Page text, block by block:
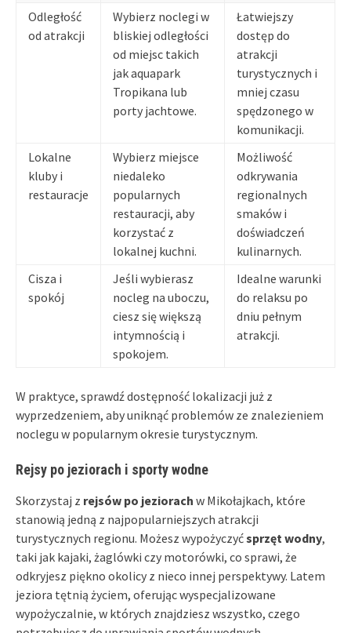
Odległość
od atrakcji
Wybierz noclegi w
bliskiej odległości
od miejsc takich
jak aquapark
Tropikana lub
porty jachtowe.
Łatwiejszy
dostęp do
atrakcji
turystycznych i
mniej czasu
spędzonego w
komunikacji.
Lokalne
kluby i
restauracje
Wybierz miejsce
niedaleko
popularnych
restauracji, aby
korzystać z
lokalnej kuchni.
Możliwość
odkrywania
regionalnych
smaków i
doświadczeń
kulinarnych.
Cisza i
spokój
Jeśli wybierasz
nocleg na uboczu,
ciesz się większą
intymnością i
spokojem.
Idealne warunki
do relaksu po
dniu pełnym
atrakcji.
W praktyce, sprawdź dostępność lokalizacji już z
wyprzedzeniem, aby uniknąć problemów ze znalezieniem
noclegu w popularnym okresie turystycznym.
Rejsy po jeziorach i sporty wodne
Skorzystaj z rejsów po jeziorach w Mikołajkach, które
stanowią jedną z najpopularniejszych atrakcji
turystycznych regionu. Możesz wypożyczyćsprzęt wodny,
taki jak kajaki, żaglówki czy motorówki, co sprawi, że
odkryjesz piękno okolicy z nieco innej perspektywy. Latem
jeziora tętnią życiem, oferując wyspecjalizowane
wypożyczalnie, w których znajdziesz wszystko, czego